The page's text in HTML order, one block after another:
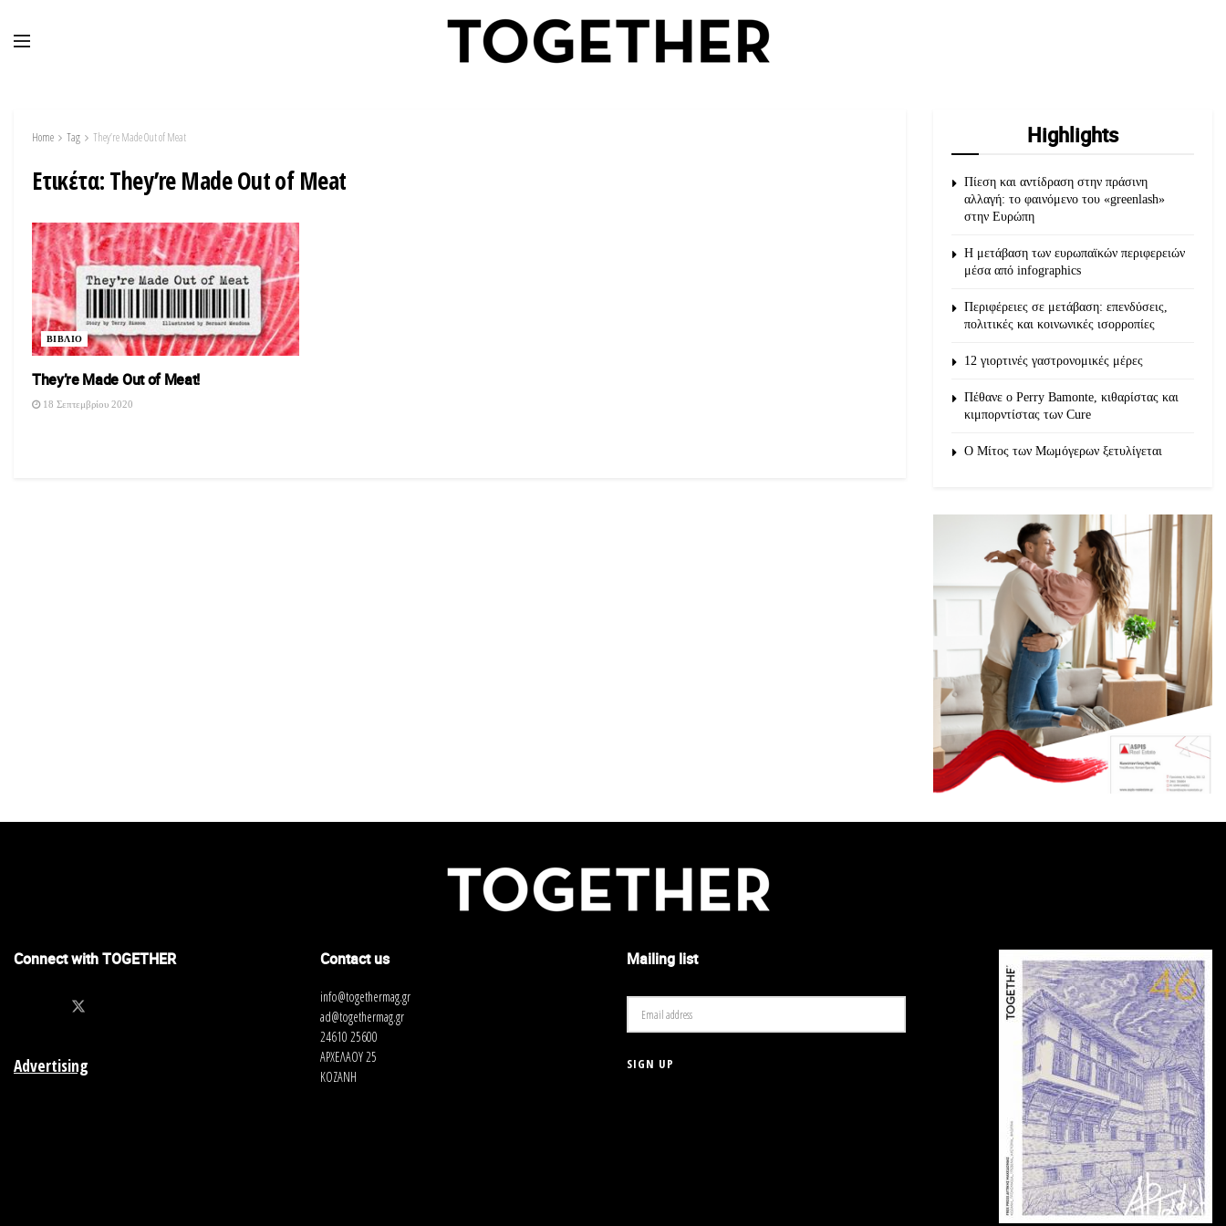
Home Tag They’re Made Out of Meat
Ετικέτα:They’re Made Out of Meat
ΒΙΒΛΙΟ
They’re Made Out of Meat!
18 Σεπτεμβρίου 2020
Highlights
Πίεση και αντίδραση στην πράσινη
αλλαγή: το φαινόμενο του «greenlash»
στην Ευρώπη
Η μετάβαση των ευρωπαϊκών περιφερειών
μέσα από infographics
Περιφέρειες σε μετάβαση: επενδύσεις,
πολιτικές και κοινωνικές ισορροπίες
12 γιορτινές γαστρονομικές μέρες
Πέθανε ο Perry Bamonte, κιθαρίστας και
κιμπορντίστας των Cure
O Μίτος των Μωμόγερων ξετυλίγεται
Connect with TOGETHER
Advertising
Contact us
info@togethermag.gr
ad@togethermag.gr
24610 25600
ΑΡΧΕΛΑΟΥ 25
ΚΟΖΑΝΗ
Mailing list